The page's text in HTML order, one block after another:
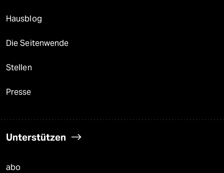
Hausblog
Die Seitenwende
Stellen
Presse
Unterstützen
abo